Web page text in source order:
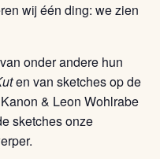
wij één ding: we zien
onder andere hun
en van sketches op de
& Leon Wohlrabe
sketches onze